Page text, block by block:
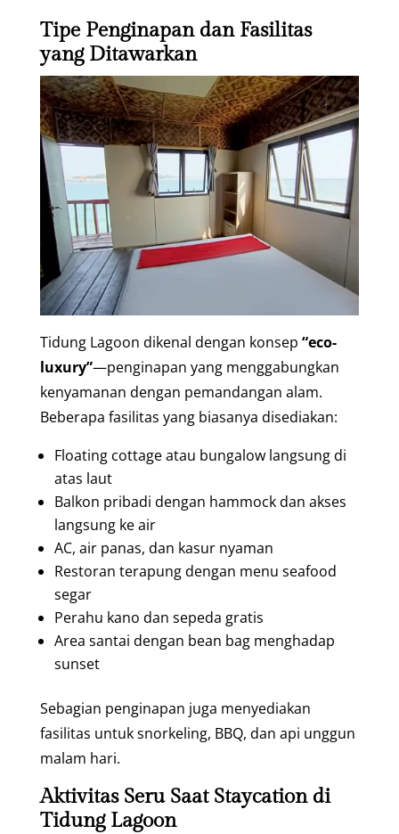
Tipe Penginapan dan Fasilitas
yang Ditawarkan
Tidung Lagoon dikenal dengan konsep “eco-
luxury”—penginapan yang menggabungkan
kenyamanan dengan pemandangan alam.
Beberapa fasilitas yang biasanya disediakan:
Floating cottage atau bungalow langsung di
atas laut
Balkon pribadi dengan hammock dan akses
langsung ke air
AC, air panas, dan kasur nyaman
Restoran terapung dengan menu seafood
segar
Perahu kano dan sepeda gratis
Area santai dengan bean bag menghadap
sunset
Sebagian penginapan juga menyediakan
fasilitas untuk snorkeling, BBQ, dan api unggun
malam hari.
Aktivitas Seru Saat Staycation di
Tidung Lagoon